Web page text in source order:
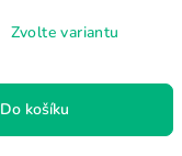
Zvolte variantu
Do košíku